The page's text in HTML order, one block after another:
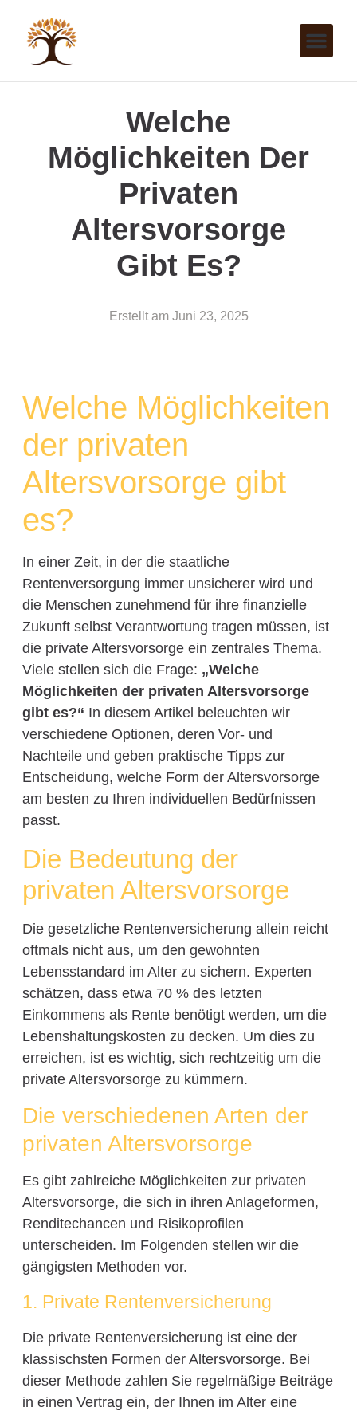
Welche
Möglichkeiten Der
Privaten
Altersvorsorge
Gibt Es?
Erstellt am Juni 23, 2025
Welche Möglichkeiten
der privaten
Altersvorsorge gibt
es?
In einer Zeit, in der die staatliche
Rentenversorgung immer unsicherer wird und
die Menschen zunehmend für ihre finanzielle
Zukunft selbst Verantwortung tragen müssen, ist
die private Altersvorsorge ein zentrales Thema.
Viele stellen sich die Frage: „Welche
Möglichkeiten der privaten Altersvorsorge
gibt es?“ In diesem Artikel beleuchten wir
verschiedene Optionen, deren Vor- und
Nachteile und geben praktische Tipps zur
Entscheidung, welche Form der Altersvorsorge
am besten zu Ihren individuellen Bedürfnissen
passt.
Die Bedeutung der
privaten Altersvorsorge
Die gesetzliche Rentenversicherung allein reicht
oftmals nicht aus, um den gewohnten
Lebensstandard im Alter zu sichern. Experten
schätzen, dass etwa 70 % des letzten
Einkommens als Rente benötigt werden, um die
Lebenshaltungskosten zu decken. Um dies zu
erreichen, ist es wichtig, sich rechtzeitig um die
private Altersvorsorge zu kümmern.
Die verschiedenen Arten der
privaten Altersvorsorge
Es gibt zahlreiche Möglichkeiten zur privaten
Altersvorsorge, die sich in ihren Anlageformen,
Renditechancen und Risikoprofilen
unterscheiden. Im Folgenden stellen wir die
gängigsten Methoden vor.
1. Private Rentenversicherung
Die private Rentenversicherung ist eine der
klassischsten Formen der Altersvorsorge. Bei
dieser Methode zahlen Sie regelmäßige Beiträge
in einen Vertrag ein, der Ihnen im Alter eine